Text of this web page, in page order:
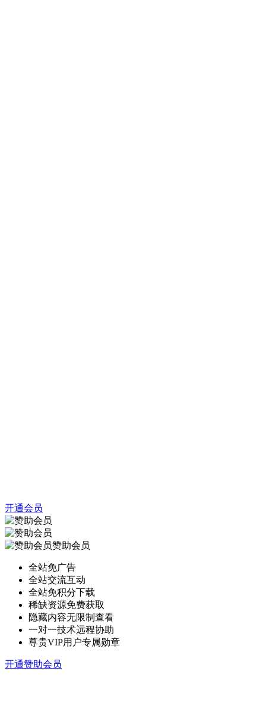
开通会员
赞助会员
全站免广告
全站交流互动
全站免积分下载
稀缺资源免费获取
隐藏内容无限制查看
一对一技术远程协助
尊贵VIP用户专属勋章
开通赞助会员